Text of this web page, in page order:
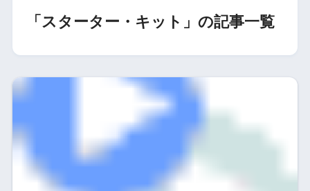
「スターター・キット」の記事一覧